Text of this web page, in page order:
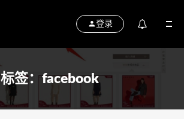
登录
标签：facebook